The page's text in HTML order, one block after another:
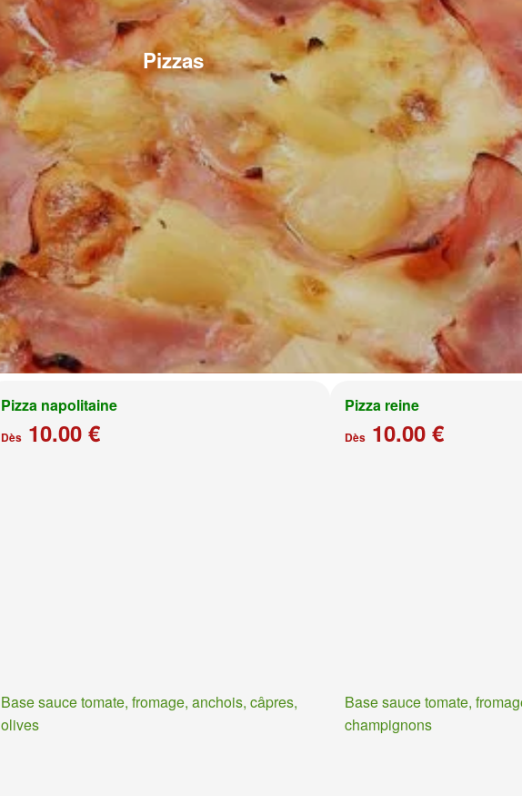
Pizzas
Pizza napolitaine
Dès10.00 €
Base sauce tomate, fromage, anchois, câpres,
olives
Pizza reine
Dès 10.00 €
Base sauce tomate,
champignons